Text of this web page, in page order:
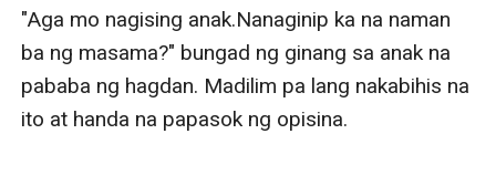
"Nagtanong ka pa papatayin mo pa din ako," gusot ang
mukha na sambit ng binata.